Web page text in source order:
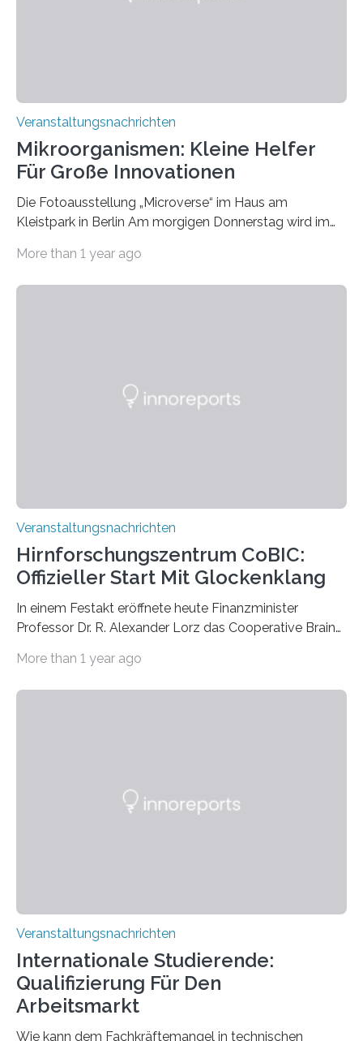
Veranstaltungsnachrichten
Mikroorganismen: Kleine Helfer
Für Große Innovationen
Die Fotoausstellung „Microverse“ im Haus am
Kleistpark in Berlin Am morgigen Donnerstag wird im
„Microverse“ mit Arbeiten der Fotografin Kathrin
Labor für Mikrobiologie Für das Projekt „Microverse“ hat
More than 1 year ago
Veranstaltungsnachrichten
Hirnforschungszentrum CoBIC:
Offizieller Start Mit Glockenklang
In einem Festakt eröffnete heute Finanzminister
Professor Dr. R. Alexander Lorz das Cooperative Brain
der Goethe-Universität Frankfurt. Das CoBIC ist eine
für neurologische und psychiatrische Erkrankungen
More than 1 year ago
Veranstaltungsnachrichten
Internationale Studierende:
Qualifizierung Für Den
Arbeitsmarkt
Wie kann dem Fachkräftemangel in technischen